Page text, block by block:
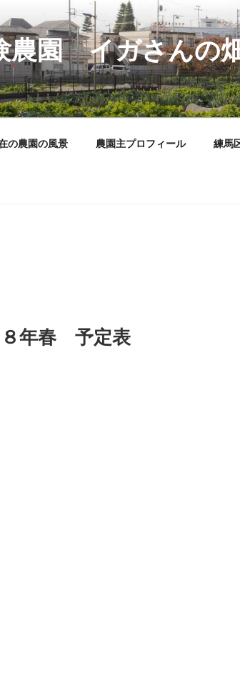
農園 イガさんの
の農園の風景 農園主プロフィール 練馬
年春 予定表